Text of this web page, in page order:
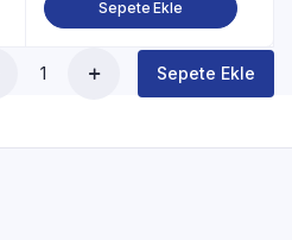
Sepete Ekle
Sepete Ekle